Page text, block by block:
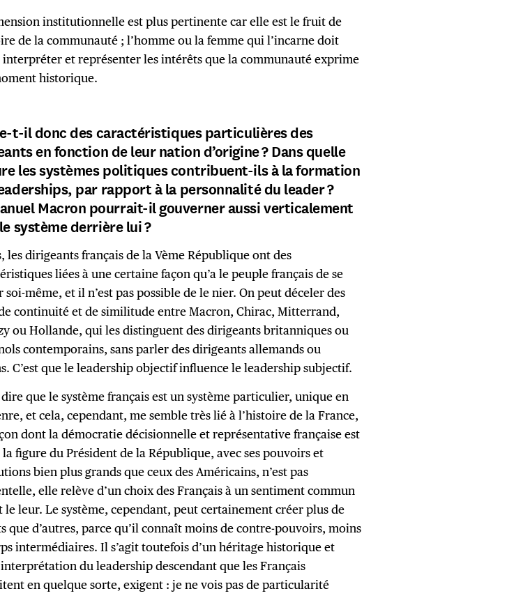
institutionnelle est plus pertinente car elle est le fruit de
de la communauté ; l’homme ou la femme qui l’incarne doit
interpréter et représenter les intérêts que la communauté exprime
historique.
t-il donc des caractéristiques particulières des
en fonction de leur nation d’origine ?Dans quelle
les systèmes politiques contribuent-ils à la formation
par rapport à la personnalité du leader ?
Macron pourrait-il gouverner aussi verticalement
système derrière lui ?
les dirigeants français de la Vème République ont des
liées à une certaine façon qu’a le peuple français de se
soi-même, et il n’est pas possible de le nier. On peut déceler des
continuité et de similitude entre Macron, Chirac, Mitterrand,
ou Hollande, qui les distinguent des dirigeants britanniques ou
contemporains, sans parler des dirigeants allemands ou
C’est que le leadership objectif influence le leadership subjectif.
que le système français est un système particulier, unique en
et cela, cependant, me semble très lié à l’histoire de la France,
dont la démocratie décisionnelle et représentative française est
la figure du Président de la République, avec ses pouvoirs et
bien plus grands que ceux des Américains, n’est pas
elle relève d’un choix des Français à un sentiment commun
le leur. Le système, cependant, peut certainement créer plus de
que d’autres, parce qu’il connaît moins de contre-pouvoirs, moins
intermédiaires. Il s’agit toutefois d’un héritage historique et
interprétation du leadership descendant que les Français
en quelque sorte, exigent : je ne vois pas de particularité